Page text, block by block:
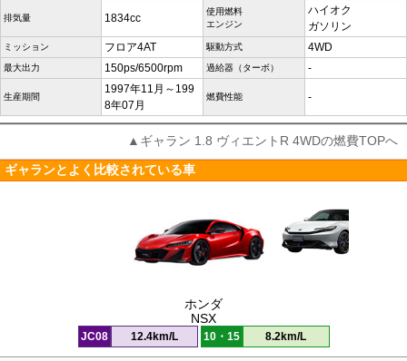
排気量 1834cc
使用燃料
エンジン
ハイオク
ガソリン
ミッション フロア4AT 駆動方式 4WD
最大出力 150ps/6500rpm 過給器（ターボ） -
生産期間
1997年11月～199
8年07月
燃費性能 -
▲ギャラン 1.8 ヴィエントR 4WDの燃費TOPへ
ギャランとよく比較されている車
ホンダ
NSX
JC08 12.4km/L 10・15 8.2km/L